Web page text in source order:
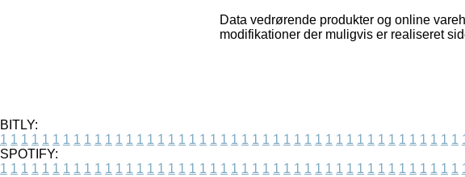
Data vedrørende produkter og online
modifikationer der muligvis er realiseret
BITLY:
1 1 1 1 1 1 1 1 1 1 1 1 1 1 1 1 1 1 1 1 1 1 1 1 1 1 1 1 1 1 1 1 1 1 1 1 1 1 1 1 1 1 1 1
SPOTIFY:
1 1 1 1 1 1 1 1 1 1 1 1 1 1 1 1 1 1 1 1 1 1 1 1 1 1 1 1 1 1 1 1 1 1 1 1 1 1 1 1 1 1 1 1